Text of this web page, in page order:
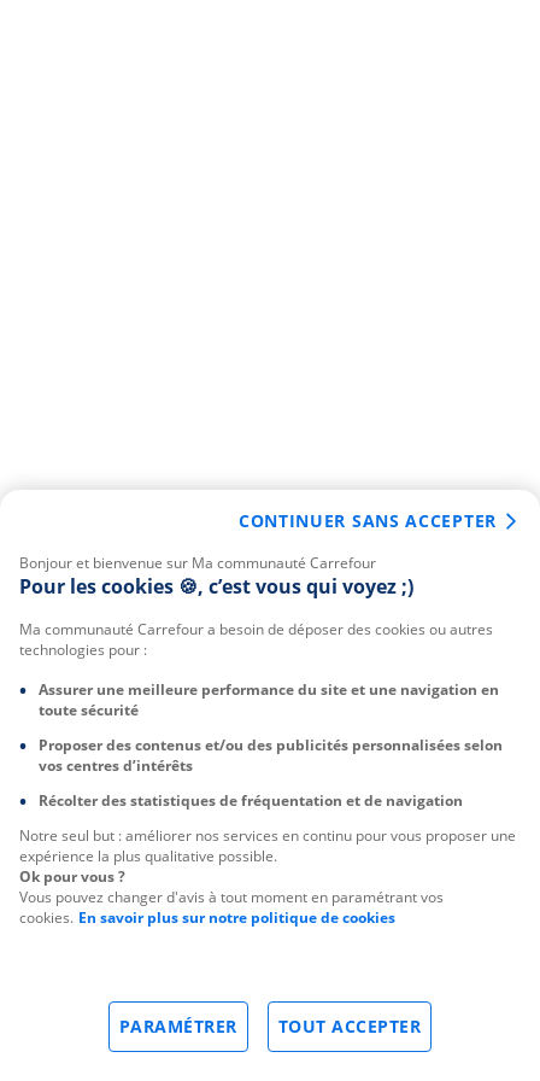
Bonjour et bienvenue sur Ma communauté Carrefour
Pour les cookies 🍪, c’est vous qui voyez ;)
Ma communauté Carrefour a besoin de déposer des cookies ou autres
technologies pour :
Assurer une meilleure performance du site et une navigation en
toute sécurité
Proposer des contenus et/ou des publicités personnalisées selon
vos centres d’intérêts
Récolter des statistiques de fréquentation et de navigation
Notre seul but : améliorer nos services en continu pour vous proposer une
expérience la plus qualitative possible.
Ok pour vous ?
Vous pouvez changer d'avis à tout moment en paramétrant vos
cookies. En savoir plus sur notre politique de cookies
TOUT ACCEPTER
PARAMÉTRER
CONTINUER SANS ACCEPTER